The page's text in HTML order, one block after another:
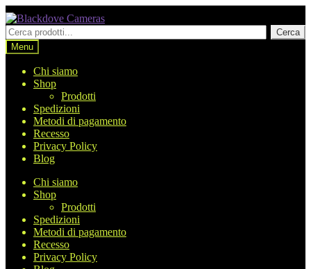
Vai
alla
navigazione
Vai
al
contenuto
Cerca
prodotti
Cerca
Menu
Chi siamo
Shop
Prodotti
Spedizioni
Metodi di pagamento
Recesso
Privacy Policy
Blog
Chi siamo
Shop
Prodotti
Spedizioni
Metodi di pagamento
Recesso
Privacy Policy